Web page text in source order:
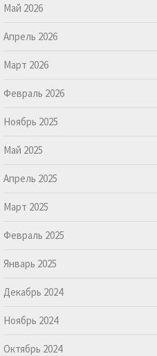
Май 2026
Апрель 2026
Март 2026
Февраль 2026
Ноябрь 2025
Май 2025
Апрель 2025
Март 2025
Февраль 2025
Январь 2025
Декабрь 2024
Ноябрь 2024
Октябрь 2024